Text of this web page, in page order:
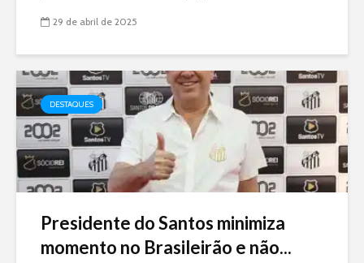
29 de abril de 2025
DESTAQUES
Presidente do Santos minimiza
momento no Brasileirão e não...